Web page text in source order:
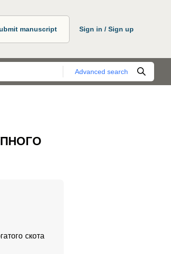
manuscript Sign in / Sign up
Advanced search
скота